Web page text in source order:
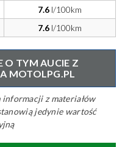
7.6 l/100km
7.6 l/100km
O TYM AUCIE Z
MOTOLPG.PL
z materiałów
jedynie wartość